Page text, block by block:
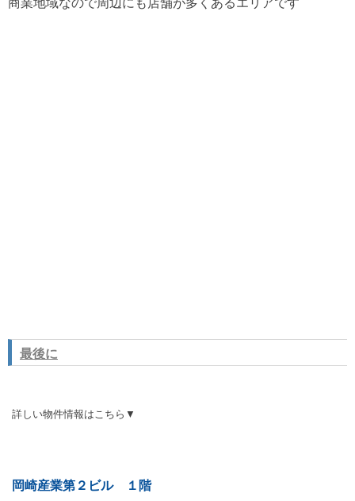
商業地域なので周辺にも店舗が多くあるエリアです
最後に
詳しい物件情報はこちら▼
岡崎産業第２ビル １階